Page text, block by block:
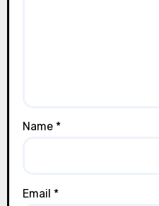
Name *
Email *